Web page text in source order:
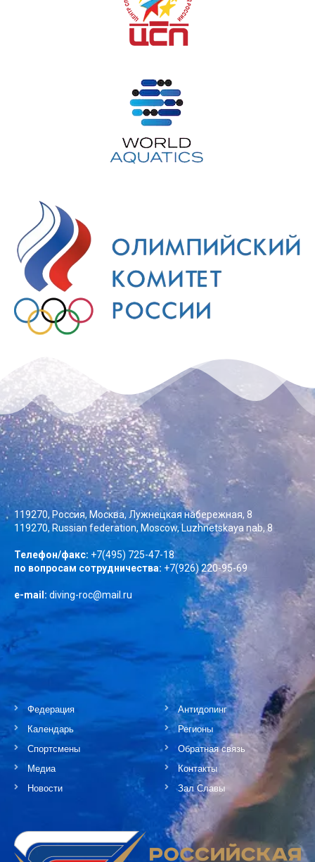
119270, Россия, Москва, Лужнецкая набережная, 8
119270, Russian federation, Moscow, Luzhnetskaya nab, 8
Телефон/факс: +7(495) 725-47-18
по вопросам сотрудничества: +7(926) 220-95-69
e-mail: diving-roc@mail.ru
Федерация
Календарь
Спортсмены
Медиа
Новости
Антидопинг
Регионы
Обратная связь
Контакты
Зал Славы